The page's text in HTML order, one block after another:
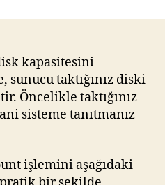
Disk
Ekleme
kapasitesini
taktığınız diski
Öncelikle taktığınız
sisteme tanıtmanız
işlemini aşağıdaki